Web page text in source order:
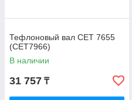
Тефлоновый вал CET 7655
(CET7966)
В наличии
31 757 ₸